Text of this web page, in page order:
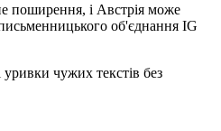
поширення, і Австрія може
об'єднання IG
чужих текстів без